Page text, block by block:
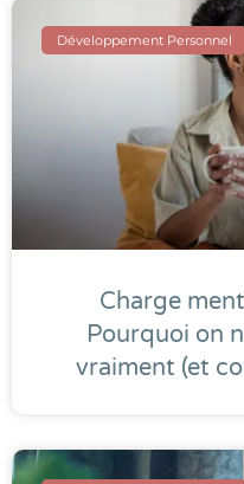
Développement Personnel
Charge
Pourquoi on
vraiment (et